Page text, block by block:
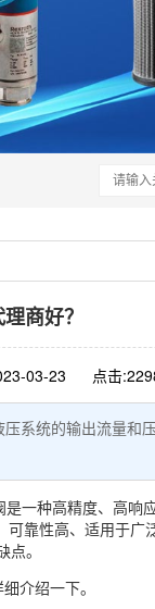
商好？
03-23 点击
系统的输出流量和
是一种高精度、高响
靠性高、适用于广
。
介绍一下。